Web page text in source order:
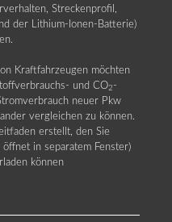
Streckenprofil,
der Lithium-Ionen-Batterie)
Kraftfahrzeugen möchten
und CO2 -
neuer Pkw
vergleichen zu können.
erstellt, den Sie
in separatem Fenster)
können